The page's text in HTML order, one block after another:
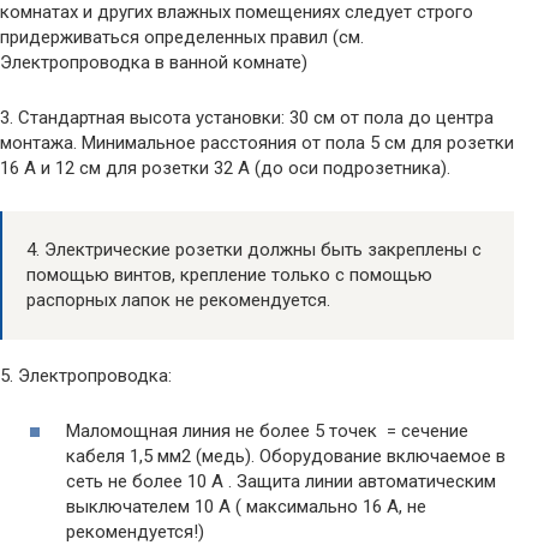
комнатах и других влажных помещениях следует строго
придерживаться определенных правил (см.
Электропроводка в ванной комнате)
3. Стандартная высота установки: 30 см от пола до центра
монтажа. Минимальное расстояния от пола 5 см для розетки
16 А и 12 см для розетки 32 A (до оси подрозетника).
4. Электрические розетки должны быть закреплены с
помощью винтов, крепление только с помощью
распорных лапок не рекомендуется.
5. Электропроводка:
Маломощная линия не более 5 точек = сечение
кабеля 1,5 мм2 (медь). Оборудование включаемое в
сеть не более 10 A . Защита линии автоматическим
выключателем 10 A ( максимально 16 A, не
рекомендуется!)